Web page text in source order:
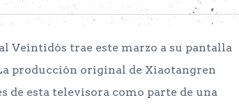
Veintidós trae este marzo a su pantalla
producción original de Xiaotangren
esta televisora como parte de una